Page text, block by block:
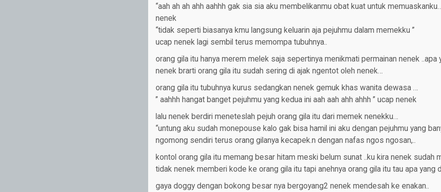
“aah ah ah ahh aahhh gak sia sia aku membelikanmu obat kuat untuk
nenek
“tidak seperti biasanya kmu langsung keluarin aja pejuhmu dalam memekku ”
ucap nenek lagi sembil terus memompa tubuhnya..
orang gila itu hanya merem melek saja sepertinya menikmati permainan nenek ..apa
nenek brarti orang gila itu sudah sering di ajak ngentot oleh nenek…
orang gila itu tubuhnya kurus sedangkan nenek gemuk khas wanita dewasa …
” aahhh hangat banget pejuhmu yang kedua ini aah aah ahh ahhh ” ucap nenek
lalu nenek berdiri meneteslah pejuh orang gila itu dari memek nenekku…
“untung aku sudah monepouse kalo gak bisa hamil ini aku dengan pejuhmu yang
ngomong sendiri terus orang gilanya kecapek.n dengan nafas ngos ngosan,..
kontol orang gila itu memang besar hitam meski belum sunat ..ku kira nenek sudah
tidak nenek memberi kode ke orang gila itu tapi anehnya orang gila itu tau apa yang
gaya doggy dengan bokong besar nya bergoyang2 nenek mendesah ke enakan..